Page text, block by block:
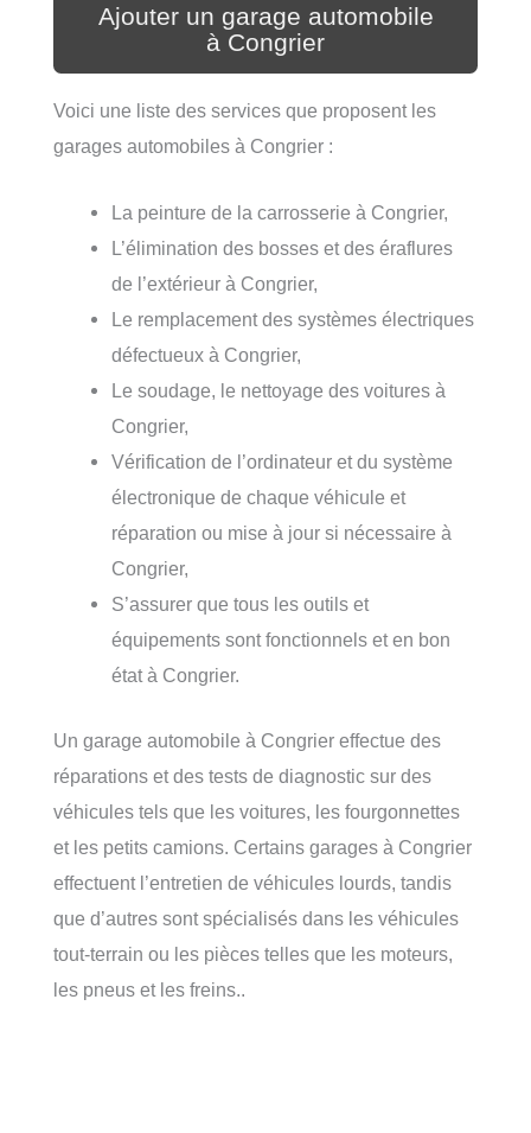
Ajouter un garage automobile
à Congrier
Voici une liste des services que proposent les
garages automobiles à Congrier :
La peinture de la carrosserie à Congrier,
L’élimination des bosses et des éraflures
de l’extérieur à Congrier,
Le remplacement des systèmes électriques
défectueux à Congrier,
Le soudage, le nettoyage des voitures à
Congrier,
Vérification de l’ordinateur et du système
électronique de chaque véhicule et
réparation ou mise à jour si nécessaire à
Congrier,
S’assurer que tous les outils et
équipements sont fonctionnels et en bon
état à Congrier.
Un garage automobile à Congrier effectue des
réparations et des tests de diagnostic sur des
véhicules tels que les voitures, les fourgonnettes
et les petits camions. Certains garages à Congrier
effectuent l’entretien de véhicules lourds, tandis
que d’autres sont spécialisés dans les véhicules
tout-terrain ou les pièces telles que les moteurs,
les pneus et les freins..